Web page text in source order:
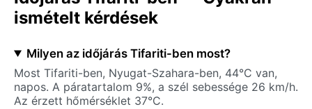
ismételt kérdések
Milyen az időjárás Tifariti-ben most?
Most Tifariti-ben, Nyugat-Szahara-ben, 44°C van,
napos. A páratartalom 9%, a szél sebessége 26 km/h.
Az érzett hőmérséklet 37°C.